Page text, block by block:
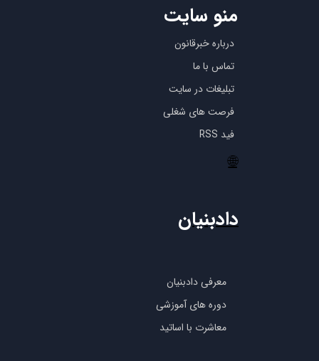
درباره خبرقانون
تماس با ما
تبلیغات در سایت
فرصت های شغلی
فید RSS
منو سایت
🌐
معرفی دادبنیان
دوره های آموزشی
معاشرت با اساتید
دادبنیان